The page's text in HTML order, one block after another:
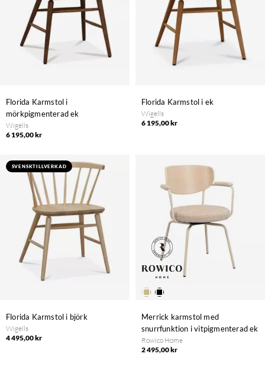
Florida Karmstol i
mörkpigmenterad ek
Wigells
6 195,00 kr
Florida Karmstol i ek
Wigells
6 195,00 kr
SVENSKTILLVERKAD
Florida Karmstol i björk
Wigells
4 495,00 kr
Merrick karmstol med
snurrfunktion i vitpigmenterad ek
Rowico Home
2 495,00 kr